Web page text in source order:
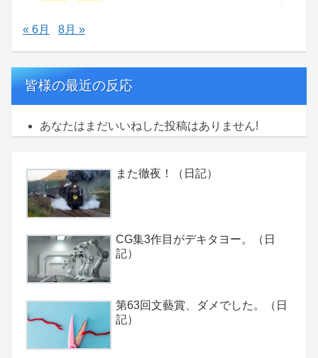
« 6月 8月 »
皆様の最近の反応
あなたはまだいいねした投稿はありません!
また徹夜！（日記）
CG集3作目がデキタヨー。（日
記）
第63回文藝賞、ダメでした。（日
記）